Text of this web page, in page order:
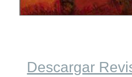
Descargar